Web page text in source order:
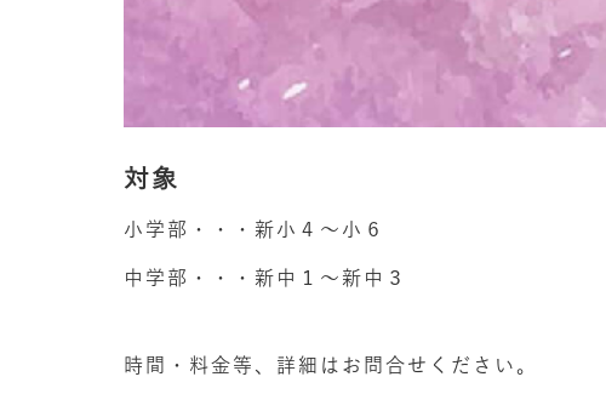
対象
小学部・・・新小４～小６
中学部・・・新中１～新中３
時間・料金等、詳細はお問合せください。